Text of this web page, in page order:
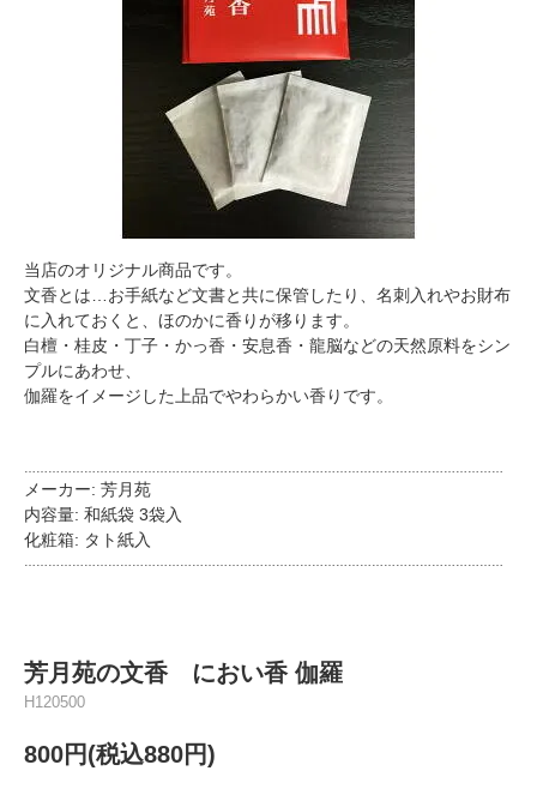
当店のオリジナル商品です。
文香とは…お手紙など文書と共に保管したり、名刺入れやお財布
に入れておくと、ほのかに香りが移ります。
白檀・桂皮・丁子・かっ香・安息香・龍脳などの天然原料をシン
プルにあわせ、
伽羅をイメージした上品でやわらかい香りです。
メーカー: 芳月苑
内容量: 和紙袋 3袋入
化粧箱: タト紙入
芳月苑の文香 におい香 伽羅
H120500
800円(税込880円)